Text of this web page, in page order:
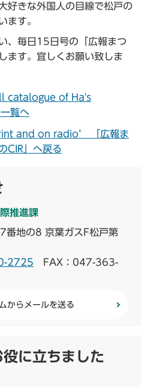
好きな外国人の目線で松戸の
ます。
、毎日15日号の「広報まつ
ます。宜しくお願い致しま
catalogue of Ha's
覧へ
and on radio’ 「広報ま
CIR」へ戻る
推進課
番地の8 京葉ガスF松戸第
2725 FAX：047-363-
からメールを送る
に立ちました